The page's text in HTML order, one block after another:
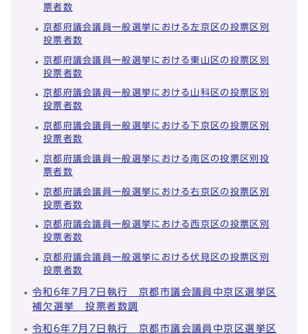
票者数
京都府議会議員一般選挙における左京区の投票区別
投票者数
京都府議会議員一般選挙における東山区の投票区別
投票者数
京都府議会議員一般選挙における山科区の投票区別
投票者数
京都府議会議員一般選挙における下京区の投票区別
投票者数
京都府議会議員一般選挙における南区の投票区別投
票者数
京都府議会議員一般選挙における右京区の投票区別
投票者数
京都府議会議員一般選挙における西京区の投票区別
投票者数
京都府議会議員一般選挙における伏見区の投票区別
投票者数
令和6年7月7日執行 京都市議会議員中京区選挙区
補欠選挙 投票者数調
令和6年7月7日執行 京都市議会議員中京区選挙区